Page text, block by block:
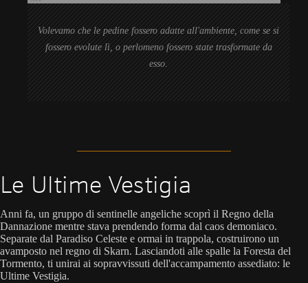
Volevamo che le pedine fossero adatte all'ambiente, come se si
fossero evolute lì, o perlomeno fossero state trasformate da
esso.
Le Ultime Vestigia
Anni fa, un gruppo di sentinelle angeliche scoprì il Regno della
Dannazione mentre stava prendendo forma dal caos demoniaco.
Separate dal Paradiso Celeste e ormai in trappola, costruirono un
avamposto nel regno di Skarn. Lasciandoti alle spalle la Foresta del
Tormento, ti unirai ai sopravvissuti dell'accampamento assediato: le
Ultime Vestigia.